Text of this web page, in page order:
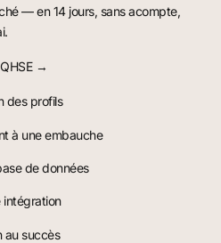
— en 14 jours, sans acompte,
→
des profils
à une embauche
de données
intégration
au succès